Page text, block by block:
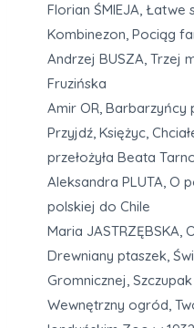
Florian ŚMIEJA, Łatwe
Kombinezon, Pociąg
Andrzej BUSZA, Trzej
Fruzińska
Amir OR, Barbarzyńcy
Przyjdź, Księżyc,
przełożyła Beata
Aleksandra PLUTA, O
polskiej do Chile
Maria JASTRZĘBSKA,
Drewniany ptaszek,
Gromnicznej,
Wewnętrzny ogród,